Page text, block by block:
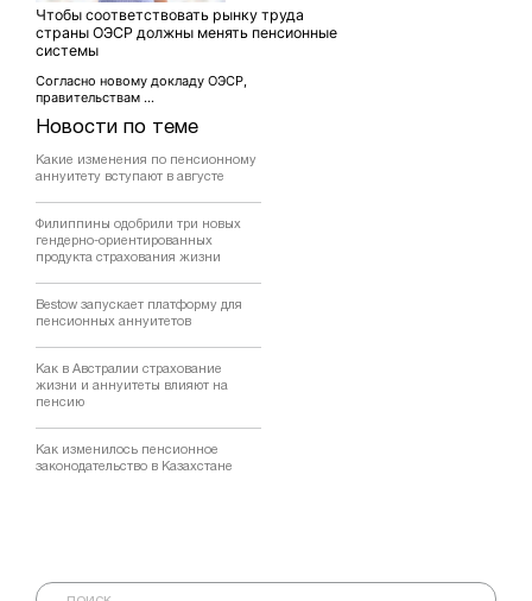
Новости по теме
Какие изменения по пенсионному
аннуитету вступают в августе
Филиппины одобрили три новых
гендерно-ориентированных
продукта страхования жизни
Bestow запускает платформу для
пенсионных аннуитетов
Как в Австралии страхование
жизни и аннуитеты влияют на
пенсию
Как изменилось пенсионное
законодательство в Казахстане
Чтобы соответствовать рынку труда
страны ОЭСР должны менять пенсионные
системы
Согласно новому докладу ОЭСР,
правительствам ...